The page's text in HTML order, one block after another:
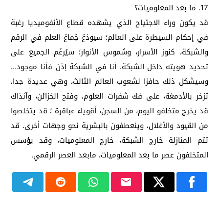
17. ما بعد المعلوميات؟
قد يكون وراء الاجتياح الذي يشهده قطاع الأنفوميديا رغبة
في إحكام السيطرة على العالم؛ سيودَعُ جُماعُ العلم في الرقم
والشبكة، كنوز الأسرار، وشموس الأنوار؛ سيُرغَم الجميع على
تحديد هويته داخل الشبكة. أنا في الشبكة إذن فأنا موجود…
وسيشكل ذلك حافزا لشعوب العالم الثالث، وهي عديدة جدا،
تزخر بالأدمغة، على فك شفرات العلوم، وفتح الخزائن، وآنذاك
قد يخرج متخلفو اليوم، من السجن، أقوياء عباقرة ؛ قد يتخلصوا
من القيود والأغلال، وينعطفون بالبشرية نحو وجهات أخرى. قد
تتم المنازلة خارج الشبكة، خارج المعلوميات، وقد يؤسس
المتخلفون عصر ما بعد المعلوميات، مابعد العصر الرقمي.